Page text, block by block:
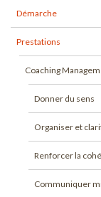
Démarche
Prestations
Coaching
Donner du sens
Organiser et
Renforcer la
Communiquer